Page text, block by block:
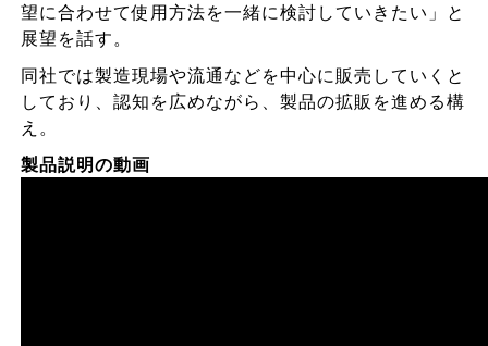
望に合わせて使用方法を一緒に検討していきたい」と
展望を話す。
同社では製造現場や流通などを中心に販売していくと
しており、認知を広めながら、製品の拡販を進める構
え。
製品説明の動画